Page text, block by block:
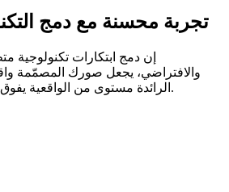
تجربة محسنة مع دمج
إن دمج ابتكارات تكنولوجية
والافتراضي، يجعل صورك المصمّمة
الرائدة مستوى من الواقعية يفوق أساليب التصور التقليدية.